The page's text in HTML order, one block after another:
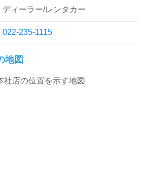
ディーラー/レンタカー
022-235-1115
地図